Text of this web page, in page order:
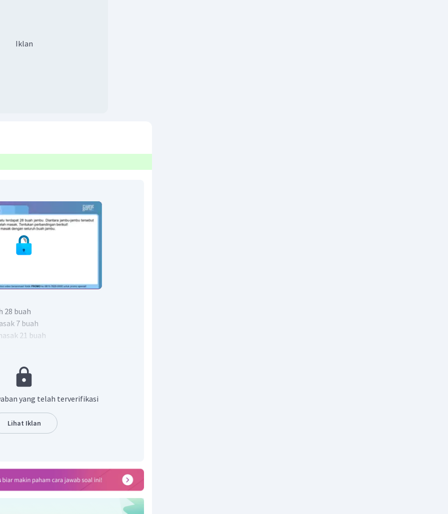
Iklan
28 buah
7 buah
21 buah
yang belum masak dan
perbandingannya sebagai berikut.
yang telah terverifikasi
Lihat Iklan